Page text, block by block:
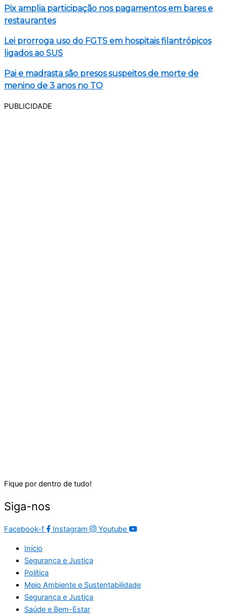
Pix amplia participação nos pagamentos em bares e
restaurantes
Lei prorroga uso do FGTS em hospitais filantrópicos
ligados ao SUS
Pai e madrasta são presos suspeitos de morte de
menino de 3 anos no TO
PUBLICIDADE
Fique por dentro de tudo!
Siga-nos
Facebook-f Instagram Youtube
Início
Segurança e Justiça
Política
Meio Ambiente e Sustentabilidade
Segurança e Justiça
Saúde e Bem-Estar